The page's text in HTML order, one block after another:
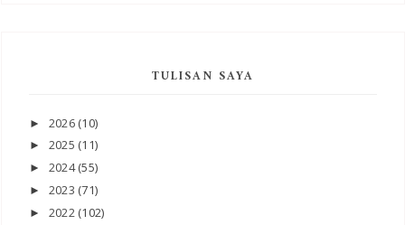
TULISAN SAYA
► 2026 (10)
► 2025 (11)
► 2024(55)
► 2023 (71)
► 2022 (102)